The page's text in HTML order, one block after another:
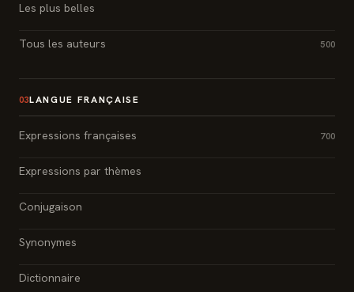
Les plus belles
Tous les auteurs 500
03LANGUE FRANÇAISE
Expressions françaises 700
Expressions par thèmes
Conjugaison
Synonymes
Dictionnaire